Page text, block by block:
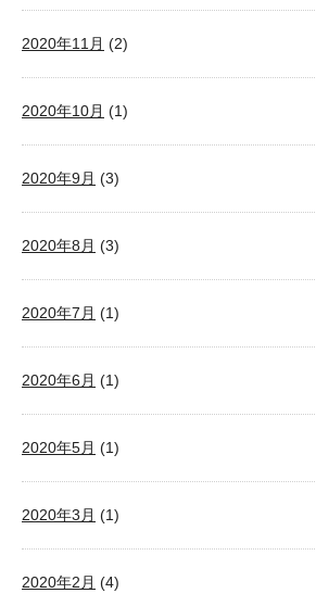
2020年11月 (2)
2020年10月 (1)
2020年9月 (3)
2020年8月 (3)
2020年7月 (1)
2020年6月 (1)
2020年5月 (1)
2020年3月 (1)
2020年2月 (4)